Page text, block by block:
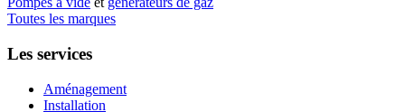
Toutes les marques
Les services
Aménagement
Installation